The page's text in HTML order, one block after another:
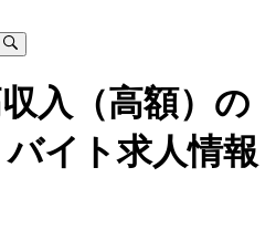
入（高額） の
イト求人情報